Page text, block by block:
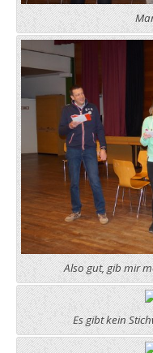
Also gut, gib mir
Es gibt kein